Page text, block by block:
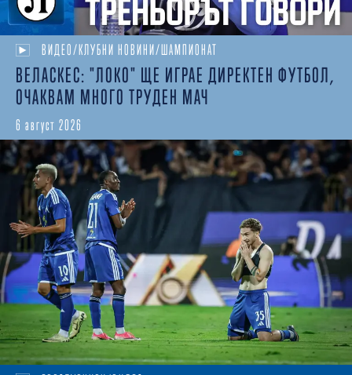
ВИДЕО/КЛУБНИ НОВИНИ/ШАМПИОНАТ
ВЕЛАСКЕС: "ЛОКО" ЩЕ ИГРАЕ ДИРЕКТЕН ФУТБОЛ,
ОЧАКВАМ МНОГО ТРУДЕН МАЧ
6 август 2026